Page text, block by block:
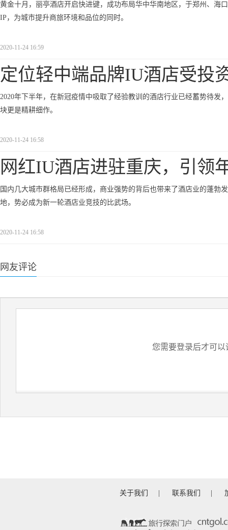
黄金十月，丽亭酒店开启快进键，成功布局华中华南地区，于郑州、海
IP，为城市提升商旅环境和品位的同时。
2020-11-24 16:59
定位轻中端品牌IU酒店受投
2020年下半年，在新冠疫情中吸取了经验教训的酒店行业已经蓄势待发
块更是精耕细作。
2020-11-24 16:58
网红IU酒店进驻重庆，引领
国内几大城市群格局已经形成，商业强势的背后也带来了酒店业的蓬勃
地，势必成为新一轮酒店业竞技的比武场。
2020-11-24 16:58
网友评论
您需要登录后才可以
关于我们 联系我们